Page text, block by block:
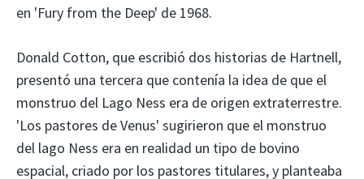
en 'Fury from the Deep' de 1968.
Donald Cotton, que escribió dos historias de Hartnell,
presentó una tercera que contenía la idea de que el
monstruo del Lago Ness era de origen extraterrestre.
'Los pastores de Venus' sugirieron que el monstruo
del lago Ness era en realidad un tipo de bovino
espacial, criado por los pastores titulares, y planteaba